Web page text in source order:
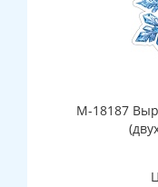
М-18187